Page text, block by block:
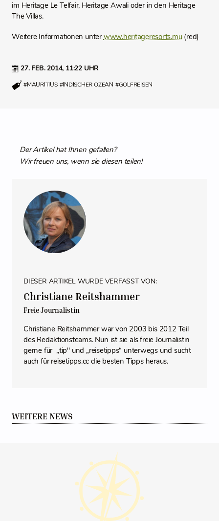
27. FEB. 2014, 11:22 UHR
#MAURITIUS #INDISCHER OZEAN #GOLFREISEN
im Heritage Le Telfair, Heritage Awali oder in den Heritage
The Villas.
Weitere Informationen unterwww.heritageresorts.mu(red)
Der Artikel hat Ihnen gefallen?
Wir freuen uns, wenn sie diesen teilen!
DIESER ARTIKEL WURDE VERFASST VON:
Christiane Reitshammer
Freie Journalistin
Christiane Reitshammer war von 2003 bis 2012 Teil
des Redaktionsteams. Nun ist sie als freie Journalistin
gerne für „tip" und „reisetipps“ unterwegs und sucht
auch für reisetipps.cc die besten Tipps heraus.
WEITERE NEWS